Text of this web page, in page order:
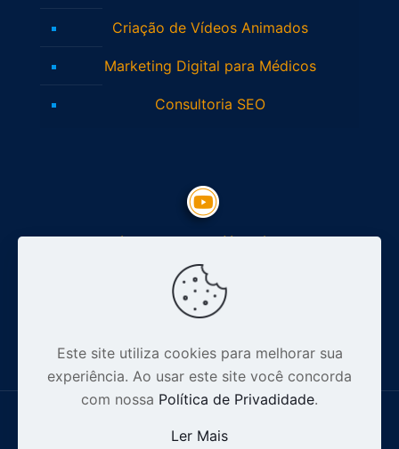
Criação de Vídeos Animados
Marketing Digital para Médicos
Consultoria SEO
Inscreva-se no Youtube
Este site utiliza cookies para melhorar sua
experiência. Ao usar este site você concorda
com nossa Política de Privadidade.
Ler Mais